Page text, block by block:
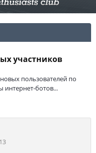
участников
пользователей по
ботов...